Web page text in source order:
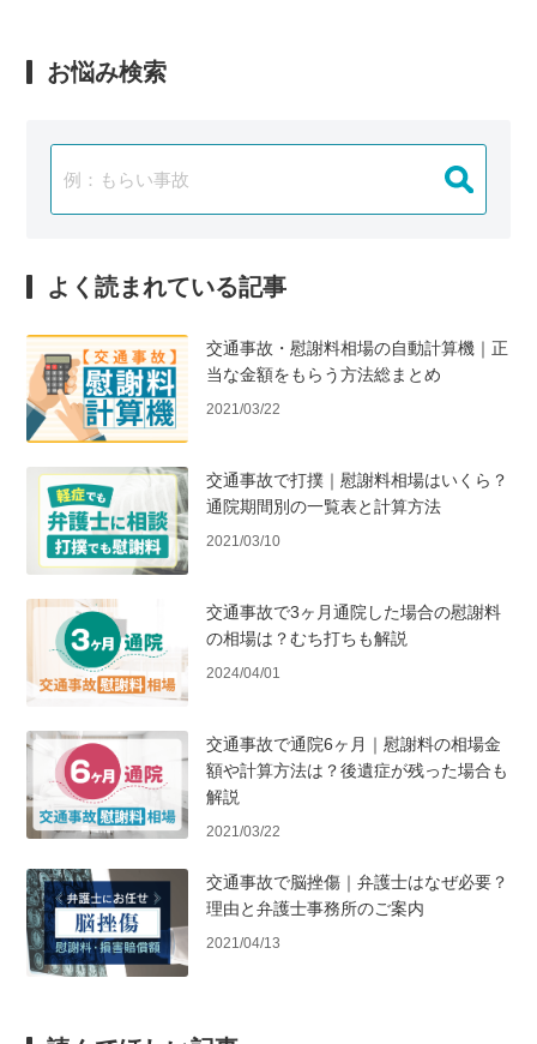
お悩み検索
よく読まれている記事
交通事故・慰謝料相場の自動計算機｜正
当な金額をもらう方法総まとめ
2021/03/22
交通事故で打撲｜慰謝料相場はいくら？
通院期間別の一覧表と計算方法
2021/03/10
交通事故で3ヶ月通院した場合の慰謝料
の相場は？むち打ちも解説
2024/04/01
交通事故で通院6ヶ月｜慰謝料の相場金
額や計算方法は？後遺症が残った場合も
解説
2021/03/22
交通事故で脳挫傷｜弁護士はなぜ必要？
理由と弁護士事務所のご案内
2021/04/13